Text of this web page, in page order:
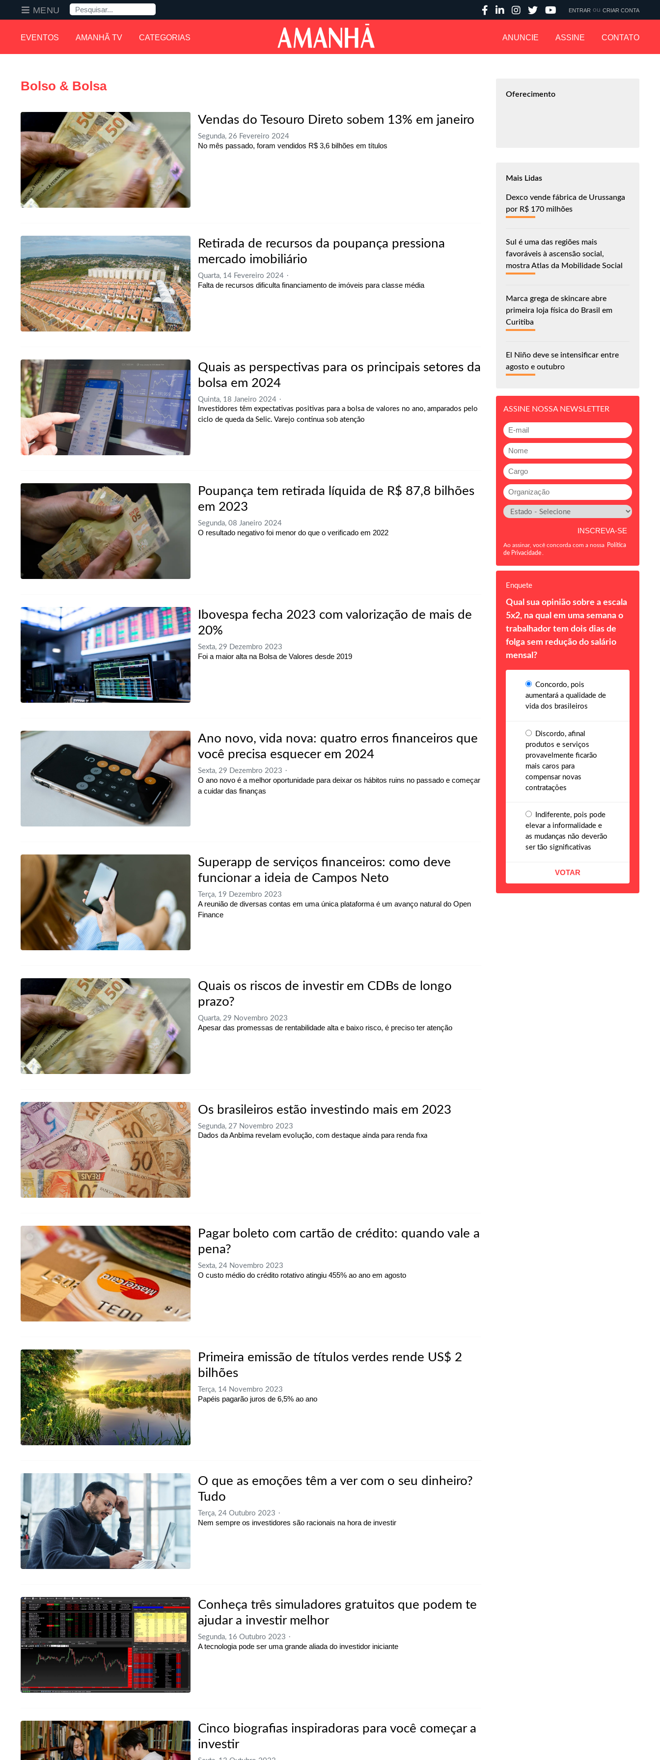
EVENTOS AMANHÃ TV CATEGORIAS ANUNCIE ASSINE CONTATO
MENU Pesquisa ENTRAR ou CRIAR CONTA
Bolso & Bolsa
Vendas do Tesouro Direto sobem 13% em janeiro
Segunda, 26 Fevereiro 2024
No mês passado, foram vendidos R$ 3,6 bilhões em títulos
Retirada de recursos da poupança pressiona
mercado imobiliário
Quarta, 14 Fevereiro 2024
Falta de recursos dificulta financiamento de imóveis para classe média
Quais as perspectivas para os principais setores da
bolsa em 2024
Quinta, 18 Janeiro 2024
Investidores têm expectativas positivas para a bolsa de valores no ano, amparados pelo
ciclo de queda da Selic. Varejo continua sob atenção
Poupança tem retirada líquida de R$ 87,8 bilhões
em 2023
Segunda, 08 Janeiro 2024
O resultado negativo foi menor do que o verificado em 2022
Ibovespa fecha 2023 com valorização de mais de
20%
Sexta, 29 Dezembro 2023
Foi a maior alta na Bolsa de Valores desde 2019
Ano novo, vida nova: quatro erros financeiros que
você precisa esquecer em 2024
Sexta, 29 Dezembro 2023
O ano novo é a melhor oportunidade para deixar os hábitos ruins no passado e começar
a cuidar das finanças
Superapp de serviços financeiros: como deve
funcionar a ideia de Campos Neto
Terça, 19 Dezembro 2023
A reunião de diversas contas em uma única plataforma é um avanço natural do Open
Finance
Quais os riscos de investir em CDBs de longo
prazo?
Quarta, 29 Novembro 2023
Apesar das promessas de rentabilidade alta e baixo risco, é preciso ter atenção
Os brasileiros estão investindo mais em 2023
Segunda, 27 Novembro 2023
Dados da Anbima revelam evolução, com destaque ainda para renda fixa
Pagar boleto com cartão de crédito: quando vale a
pena?
Sexta, 24 Novembro 2023
O custo médio do crédito rotativo atingiu 455% ao ano em agosto
Primeira emissão de títulos verdes rende US$ 2
bilhões
Terça, 14 Novembro 2023
Papéis pagarão juros de 6,5% ao ano
O que as emoções têm a ver com o seu dinheiro?
Tudo
Terça, 24 Outubro 2023
Nem sempre os investidores são racionais na hora de investir
Conheça três simuladores gratuitos que podem te
ajudar a investir melhor
Segunda, 16 Outubro 2023
A tecnologia pode ser uma grande aliada do investidor iniciante
Cinco biografias inspiradoras para você começar a
investir
Oferecimento
Mais Lidas
Dexco vende fábrica de Urussanga
por R$ 170 milhões
Sul é uma das regiões mais
favoráveis à ascensão social,
mostra Atlas da Mobilidade Social
Marca grega de skincare abre
primeira loja física do Brasil em
Curitiba
El Niño deve se intensificar entre
agosto e outubro
ASSINE NOSSA NEWSLETTER
Ao assinar, você concorda com a nossa Política
de Privacidade
Enquete
Qual sua opinião sobre a escala
5x2, na qual em uma semana o
trabalhador tem dois dias de
folga sem redução do salário
mensal?
Concordo, pois
aumentará a qualidade de
vida dos brasileiros
Discordo, afinal
produtos e serviços
provavelmente ficarão
mais caros para
compensar novas
contratações
Indiferente, pois pode
elevar a informalidade e
as mudanças não deverão
ser tão significativas